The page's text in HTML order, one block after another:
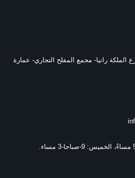
الملكة رانيا- مجمع المفلح التجاري- عمارة